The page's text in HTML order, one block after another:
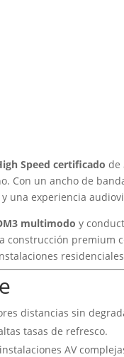
Speed certificado de
Con un ancho de
una experiencia
multimodo y
construcción premium
distancias sin
tasas de refresco.
AV